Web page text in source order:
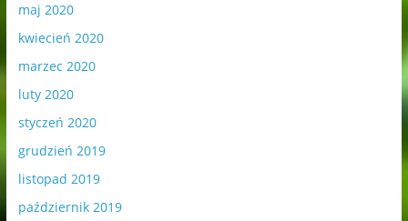
maj 2020
kwiecień 2020
marzec 2020
luty 2020
styczeń 2020
grudzień 2019
listopad 2019
październik 2019